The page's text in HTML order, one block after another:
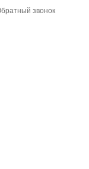
звонок